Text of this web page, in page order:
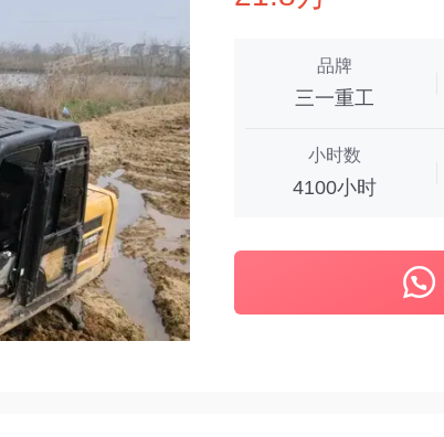
品牌
三一重工
小时数
4100小时